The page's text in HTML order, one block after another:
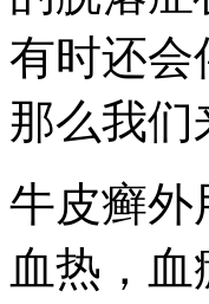
有时还会
那么我们
牛皮癣外
血热，